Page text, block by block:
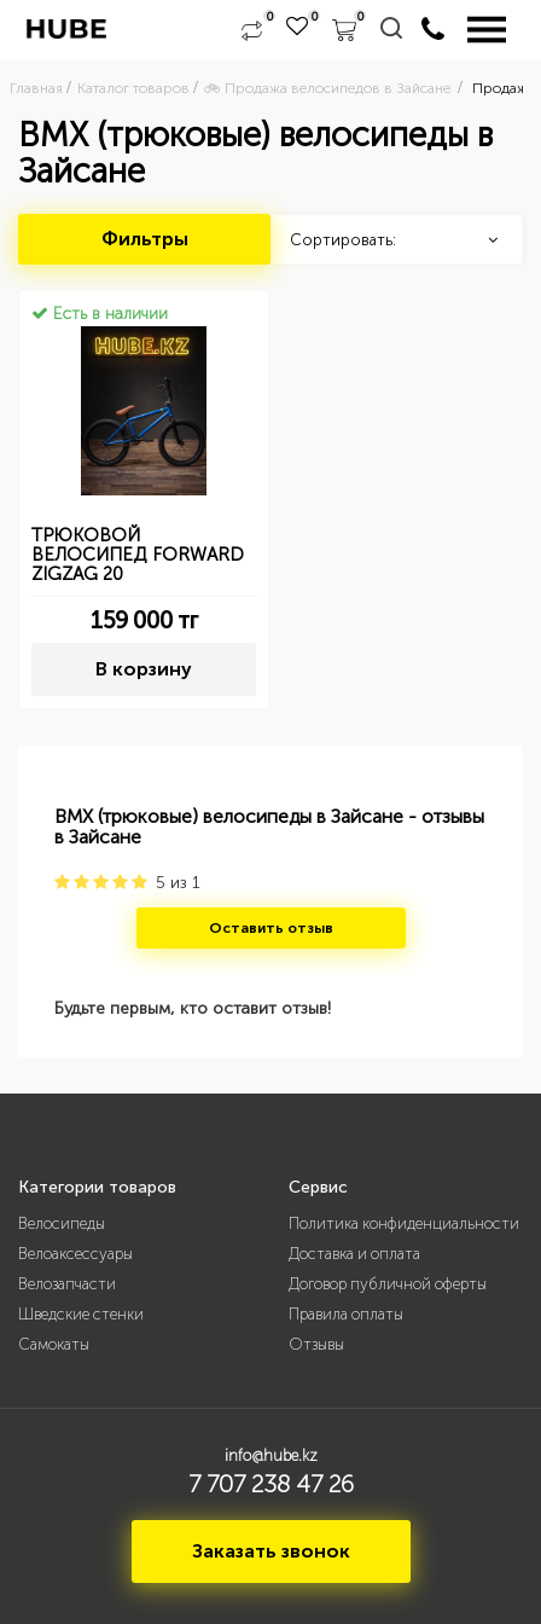
0 0 0
Главная Каталог товаров 🚲 Продажа велосипедов в Зайсане Продажа
BMX (трюковые) велосипеды в
Зайсане
Фильтры Сортировать:
Есть в наличии
ТРЮКОВОЙ
ВЕЛОСИПЕД FORWARD
ZIGZAG 20
159 000тг
В корзину
BMX (трюковые) велосипеды в Зайсане - отзывы
в Зайсане
5 из 1
Оставить отзыв
Будьте первым, кто оставит отзыв!
Категории товаров
Велосипеды
Велоаксессуары
Велозапчасти
Шведские стенки
Самокаты
Сервис
Политика конфиденциальности
Доставка и оплата
Договор публичной оферты
Правила оплаты
Отзывы
info@hube.kz
7 707 238 47 26
Заказать звонок